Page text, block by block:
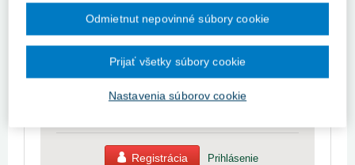
Prístup k obsahu portálu majú len registrovaní
stačí sa prihlásiť.
10-dňovú demo licenciu zdarma (stačí sa
Registrácia Prihlásenie
Nastavenia súborov cookie
Odmietnut nepovinné súbory cookie
Prijať všetky súbory cookie